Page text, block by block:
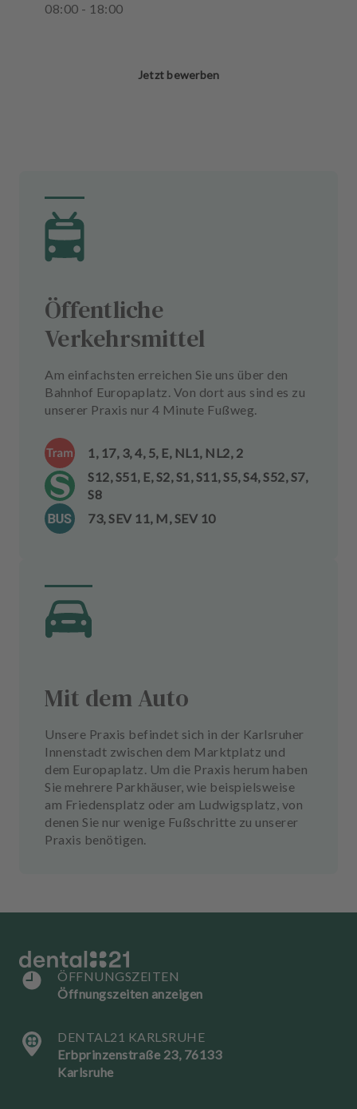
08:00 - 18:00
Jetzt bewerben
Öffentliche
Verkehrsmittel
Am einfachsten erreichen Sie uns über den
Bahnhof Europaplatz. Von dort aus sind es zu
unserer Praxis nur 4 Minute Fußweg.
1, 17, 3, 4, 5, E, NL1, NL2, 2
S12, S51, E, S2, S1, S11, S5, S4, S52, S7,
S8
73, SEV 11, M, SEV 10
Mit dem Auto
Unsere Praxis befindet sich in der Karlsruher
Innenstadt zwischen dem Marktplatz und
dem Europaplatz. Um die Praxis herum haben
Sie mehrere Parkhäuser, wie beispielsweise
am Friedensplatz oder am Ludwigsplatz, von
denen Sie nur wenige Fußschritte zu unserer
Praxis benötigen.
ÖFFNUNGSZEITEN
Öffnungszeiten anzeigen
DENTAL21 KARLSRUHE
Erbprinzenstraße 23, 76133
Karlsruhe